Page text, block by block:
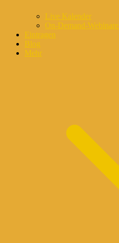
Live Kalender
On-Demand-
Eintragen
Blog
Mehr